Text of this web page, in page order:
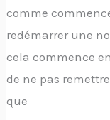
comme
redémarrer une
cela commence
de ne pas
que